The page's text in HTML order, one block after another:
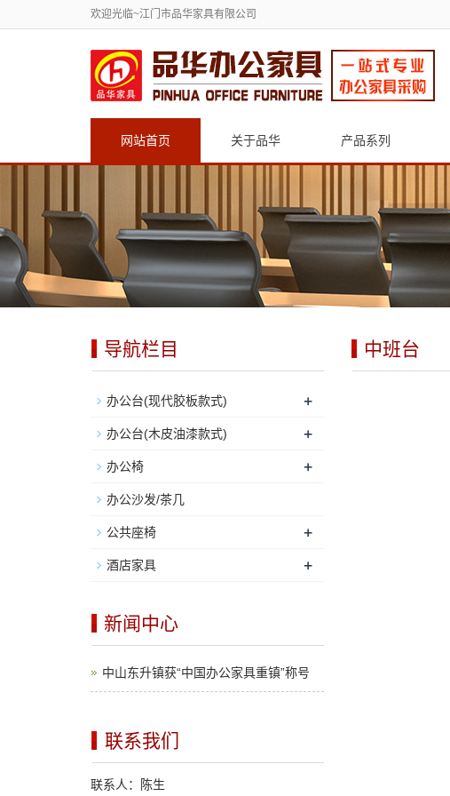
欢迎光临~江门市品华家具有限公司
网站首页 关于品华 产品系列
中班台
导航栏目
办公台(现代胶板款式) +
办公台(木皮油漆款式) +
办公椅 +
办公沙发/茶几
公共座椅 +
酒店家具 +
新闻中心
中山东升镇获“中国办公家具重镇”称号
联系我们
联系人：陈生